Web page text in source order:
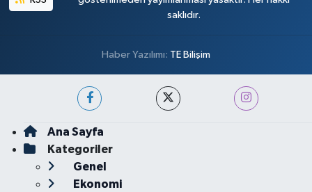
saklıdır.
Haber Yazılımı: TE Bilişim
Ana Sayfa
Kategoriler
Genel
Ekonomi